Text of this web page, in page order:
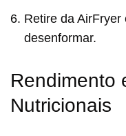
Retire da
desenformar.
Rendimento
Nutricionais